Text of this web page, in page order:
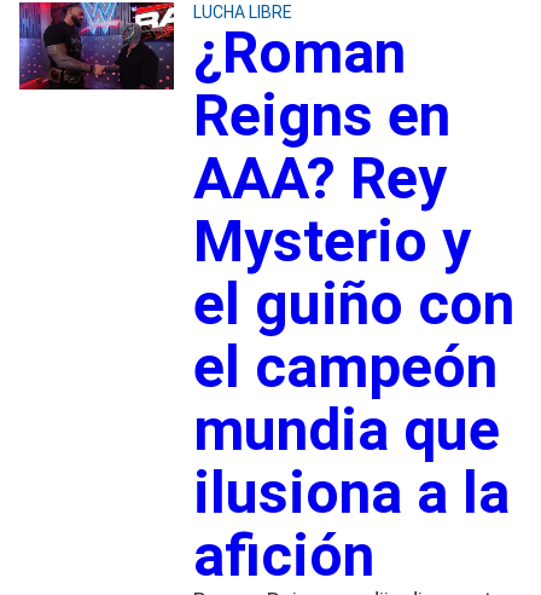
LUCHA LIBRE
¿Roman
Reigns en
AAA? Rey
Mysterio y
el guiño con
el campeón
mundia que
ilusiona a la
afición